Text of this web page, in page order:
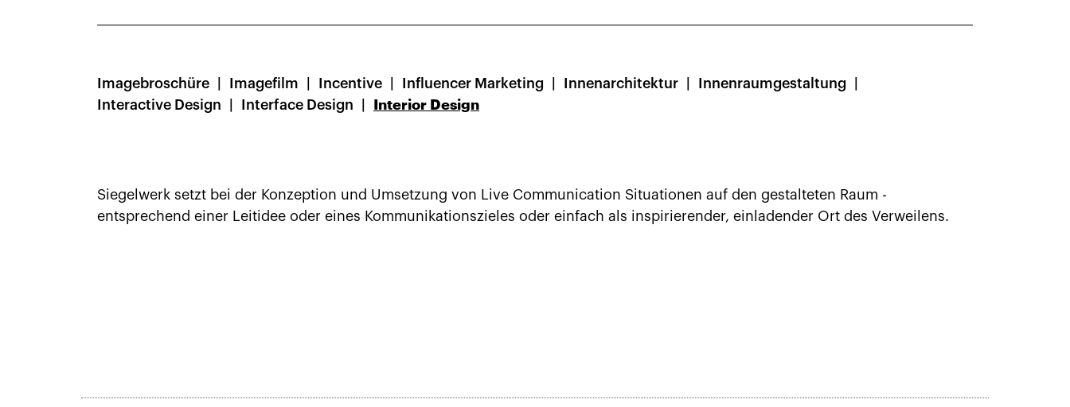
Imagebroschüre Imagefilm Incentive Influencer Marketing Innenarchitektur
Innenraumgestaltung
Interactive Design
Interface Design Interior Design
Siegelwerk setzt bei der Konzeption und Umsetzung von Live Communication Situationen auf den gestalteten Raum -
entsprechend einer Leitidee oder eines Kommunikationszieles oder einfach als inspirierender, einladender Ort des Verweilens.